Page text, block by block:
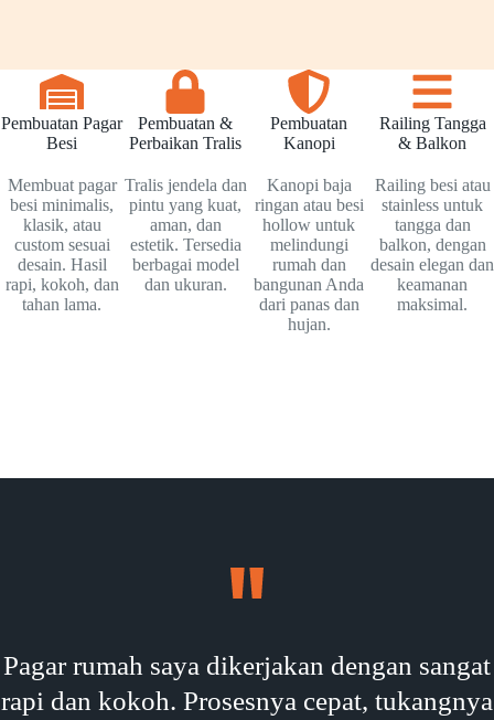
Pembuatan Pagar
Besi
Membuat pagar
besi minimalis,
klasik, atau
custom sesuai
desain. Hasil
rapi, kokoh, dan
tahan lama.
Pembuatan &
Perbaikan Tralis
Tralis jendela dan
pintu yang kuat,
aman, dan
estetik. Tersedia
berbagai model
dan ukuran.
Pembuatan
Kanopi
Kanopi baja
ringan atau besi
hollow untuk
melindungi
rumah dan
bangunan Anda
dari panas dan
hujan.
Railing Tangga
& Balkon
Railing besi atau
stainless untuk
tangga dan
balkon, dengan
desain elegan dan
keamanan
maksimal.
Pagar rumah saya dikerjakan dengan sangat
rapi dan kokoh. Prosesnya cepat, tukangnya